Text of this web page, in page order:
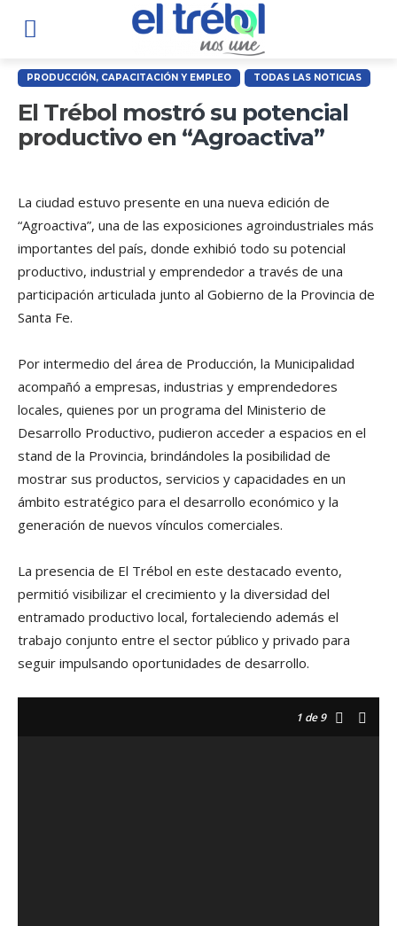
PRODUCCIÓN, CAPACITACIÓN Y EMPLEO TODAS LAS NOTICIAS
El Trébol mostró su potencial
productivo en “Agroactiva”
La ciudad estuvo presente en una nueva edición de
“Agroactiva”, una de las exposiciones agroindustriales más
importantes del país, donde exhibió todo su potencial
productivo, industrial y emprendedor a través de una
participación articulada junto al Gobierno de la Provincia de
Santa Fe.
Por intermedio del área de Producción, la Municipalidad
acompañó a empresas, industrias y emprendedores
locales, quienes por un programa del Ministerio de
Desarrollo Productivo, pudieron acceder a espacios en el
stand de la Provincia, brindándoles la posibilidad de
mostrar sus productos, servicios y capacidades en un
ámbito estratégico para el desarrollo económico y la
generación de nuevos vínculos comerciales.
La presencia de El Trébol en este destacado evento,
permitió visibilizar el crecimiento y la diversidad del
entramado productivo local, fortaleciendo además el
trabajo conjunto entre el sector público y privado para
seguir impulsando oportunidades de desarrollo.
1 de 9